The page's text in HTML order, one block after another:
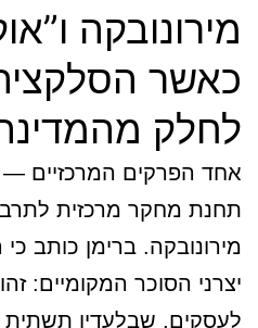
מירונובקה
כאשר
לחלק
תחנת מחקר מרכזית
מירונובקה. ברימן כותב
יצרני הסוכר המקומיים:
לעסקים, שבלעדיו